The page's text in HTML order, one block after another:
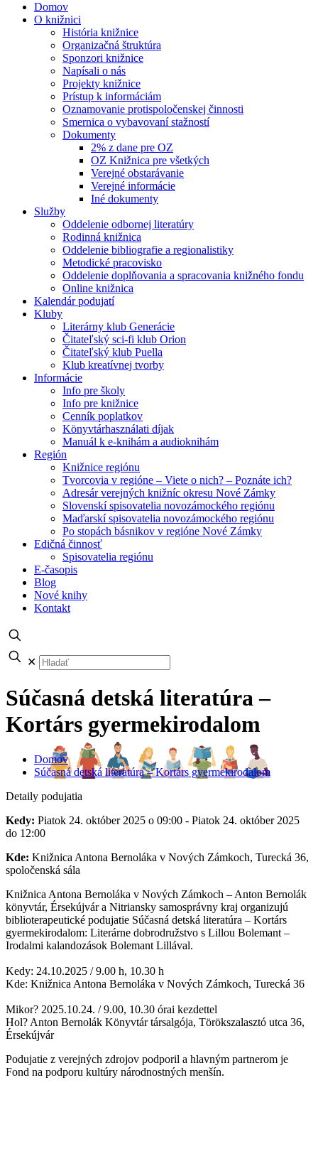
Domov
O knižnici
História knižnice
Organizačná štruktúra
Sponzori knižnice
Napísali o nás
Projekty knižnice
Prístup k informáciám
Oznamovanie protispoločenskej činnosti
Smernica o vybavovaní stažností
Dokumenty
2% z dane pre OZ
OZ Knižnica pre všetkých
Verejné obstarávanie
Verejné informácie
Iné dokumenty
Služby
Oddelenie odbornej literatúry
Rodinná knižnica
Oddelenie bibliografie a regionalistiky
Metodické pracovisko
Oddelenie doplňovania a spracovania knižného fondu
Online knižnica
Kalendár podujatí
Kluby
Literárny klub Generácie
Čitateľský sci-fi klub Orion
Čitateľský klub Puella
Klub kreatívnej tvorby
Informácie
Info pre školy
Info pre knižnice
Cenník poplatkov
Könyvtárhasználati díjak
Manuál k e-knihám a audioknihám
Región
Knižnice regiónu
Tvorcovia v regióne – Viete o nich? – Poznáte ich?
Adresár verejných knižníc okresu Nové Zámky
Slovenskí spisovatelia novozámockého regiónu
Maďarskí spisovatelia novozámockého regiónu
Po stopách básnikov v regióne Nové Zámky
Edičná činnosť
Spisovatelia regiónu
E-časopis
Blog
Nové knihy
Kontakt
✕
Súčasná detská literatúra –
Kortárs gyermekirodalom
Domov
Súčasná detská literatúra – Kortárs gyermekirodalom
Detaily podujatia
Kedy: Piatok 24. október 2025 o 09:00 - Piatok 24. október 2025
do 12:00
Kde: Knižnica Antona Bernoláka v Nových Zámkoch, Turecká 36,
spoločenská sála
Knižnica Antona Bernoláka v Nových Zámkoch – Anton Bernolák
könyvtár, Érsekújvár a Nitriansky samosprávny kraj organizujú
biblioterapeutické podujatie Súčasná detská literatúra – Kortárs
gyermekirodalom: Literárne dobrodružstvo s Lillou Bolemant –
Irodalmi kalandozások Bolemant Lillával.
Kedy: 24.10.2025 / 9.00 h, 10.30 h
Kde: Knižnica Antona Bernoláka v Nových Zámkoch, Turecká 36
Mikor? 2025.10.24. / 9.00, 10.30 órai kezdettel
Hol? Anton Bernolák Könyvtár társalgója, Törökszalasztó utca 36,
Érsekújvár
Podujatie z verejných zdrojov podporil a hlavným partnerom je
Fond na podporu kultúry národnostných menšín.